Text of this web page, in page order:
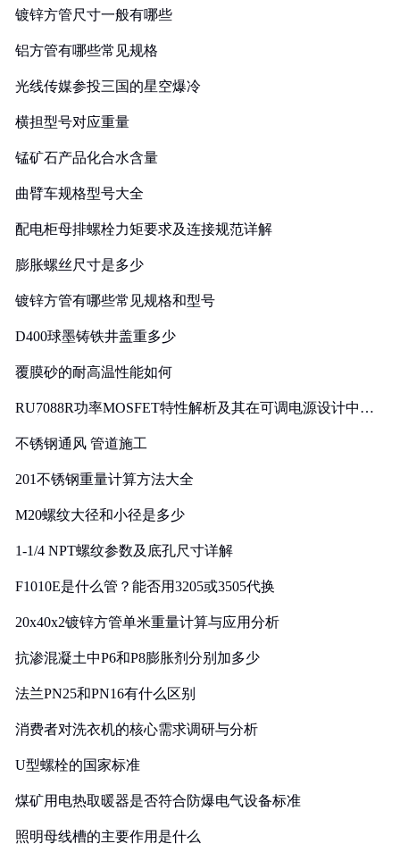
镀锌方管尺寸一般有哪些
铝方管有哪些常见规格
光线传媒参投三国的星空爆冷
横担型号对应重量
锰矿石产品化合水含量
曲臂车规格型号大全
配电柜母排螺栓力矩要求及连接规范详解
膨胀螺丝尺寸是多少
镀锌方管有哪些常见规格和型号
D400球墨铸铁井盖重多少
覆膜砂的耐高温性能如何
RU7088R功率MOSFET特性解析及其在可调电源设计中的
不锈钢通风 管道施工
201不锈钢重量计算方法大全
M20螺纹大径和小径是多少
1-1/4 NPT螺纹参数及底孔尺寸详解
F1010E是什么管？能否用3205或3505代换
20x40x2镀锌方管单米重量计算与应用分析
抗渗混凝土中P6和P8膨胀剂分别加多少
法兰PN25和PN16有什么区别
消费者对洗衣机的核心需求调研与分析
U型螺栓的国家标准
煤矿用电热取暖器是否符合防爆电气设备标准
照明母线槽的主要作用是什么